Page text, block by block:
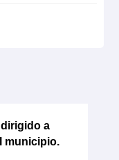
a
municipio.